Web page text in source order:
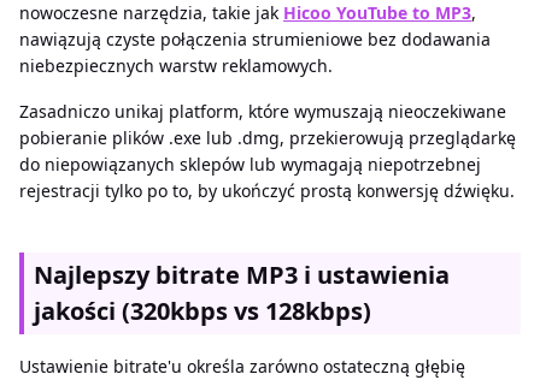
nowoczesne narzędzia, takie jak Hicoo YouTube to MP3,
nawiązują czyste połączenia strumieniowe bez dodawania
niebezpiecznych warstw reklamowych.
Zasadniczo unikaj platform, które wymuszają nieoczekiwane
pobieranie plików .exe lub .dmg, przekierowują przeglądarkę
do niepowiązanych sklepów lub wymagają niepotrzebnej
rejestracji tylko po to, by ukończyć prostą konwersję dźwięku.
Najlepszy bitrate MP3 i ustawienia
jakości (320kbps vs 128kbps)
Ustawienie bitrate'u określa zarówno ostateczną głębię